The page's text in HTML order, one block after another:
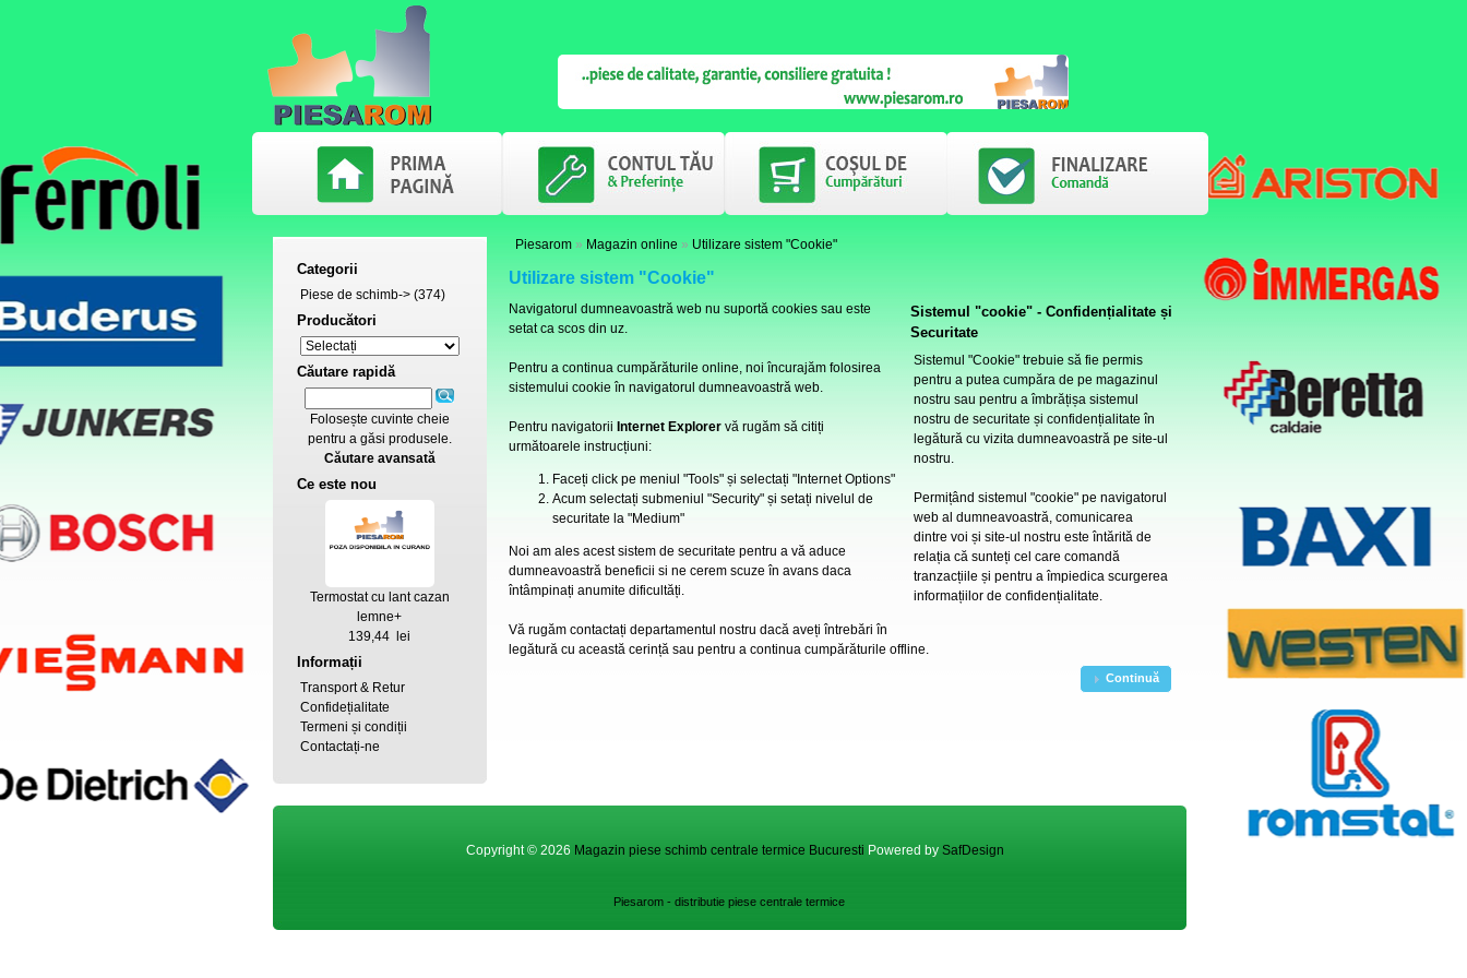
Categorii
Piese de schimb->(374)
Producători
Căutare rapidă
Folosește cuvinte cheie
pentru a găsi produsele.
Căutare avansată
Ce este nou
Termostat cu lant cazan
lemne+
139,44 lei
Informații
Transport & Retur
Confidețialitate
Termeni și condiții
Contactați-ne
Piesarom» Magazin online » Utilizare sistem "Cookie"
Utilizare sistem "Cookie"
Sistemul "cookie" - Confidențialitate și
Securitate
Sistemul "Cookie" trebuie să fie permis
pentru a putea cumpăra de pe magazinul
nostru sau pentru a îmbrățișa sistemul
nostru de securitate și confidențialitate în
legătură cu vizita dumneavoastră pe site-ul
nostru.
Permițând sistemul "cookie" pe navigatorul
web al dumneavoastră, comunicarea
dintre voi și site-ul nostru este întărită de
relația că sunteți cel care comandă
tranzacțiile și pentru a împiedica scurgerea
informațiilor de confidențialitate.
Navigatorul dumneavoastră web nu suportă cookies sau este
setat ca scos din uz.
Pentru a continua cumpărăturile online, noi încurajăm folosirea
sistemului cookie în navigatorul dumneavoastră web.
Pentru navigatorii Internet Explorervă rugăm să citiți
următoarele instrucțiuni:
Faceți click pe meniul "Tools" și selectați "Internet Options"
Acum selectați submeniul "Security" și setați nivelul de
securitate la "Medium"
Noi am ales acest sistem de securitate pentru a vă aduce
dumneavoastră beneficii si ne cerem scuze în avans daca
întâmpinați anumite dificultăți.
Vă rugăm contactați departamentul nostru dacă aveți întrebări în
legătură cu această cerință sau pentru a continua cumpărăturile offline.
Continuă
Copyright © 2026 Magazin piese schimb centrale termice Bucuresti Powered by SafDesign
Piesarom - distributie piese centrale termice